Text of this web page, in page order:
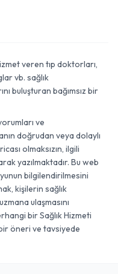
veren tıp doktorları,
vb. sağlık
buluşturan bağımsız bir
ve
doğrudan veya dolaylı
olmaksızın, ilgili
yazılmaktadır. Bu web
bilgilendirilmesini
kişilerin sağlık
ulaşmasını
bir Sağlık Hizmeti
öneri ve tavsiyede